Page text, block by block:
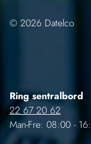
© 2026 Datelco
Ring sentralbord
22 67 20 62
Man-Fre: 08:00 -